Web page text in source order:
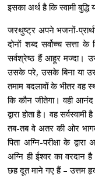
इसका अर्थ है कि स्वामी बुद्धि
जरथुष्ट्र अपने भजनों-
दोनों शब्द सर्वोच्च सत्ता
सर्वश्रेष्ठ हैं आहूर मज्दा।
उसके परे, उसके बिना या
तमाम बदलावों के भीतर वह
कि कौन जीतेगा। वही आनंद
द्वारा होता है। वह
तब-तब वे अतर की ओर
पिता अग्नि-परीक्षा के
अग्नि ही ईश्वर का वरदान
छह दूत माने गए हैं – उत्तम